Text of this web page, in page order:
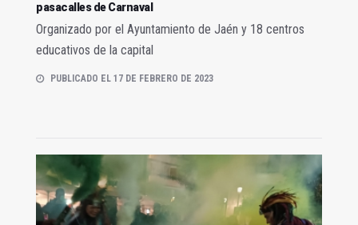
pasacalles de Carnaval
Organizado por el Ayuntamiento de Jaén y 18 centros
educativos de la capital
PUBLICADO EL 17 DE FEBRERO DE 2023